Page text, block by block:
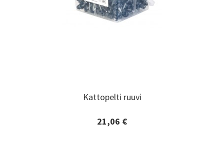
Kattopelti ruuvi
21,06 €
Kattopelti ruuvi
Lisätiedot ja tilaaminen